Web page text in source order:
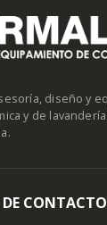
diseño y
y de